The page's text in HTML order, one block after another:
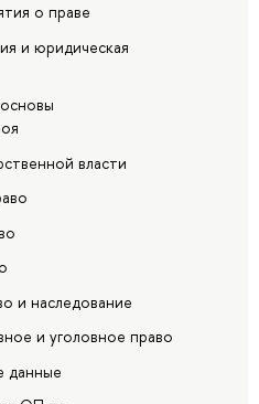
о праве
и юридическая
власти
и наследование
и уголовное право
данные